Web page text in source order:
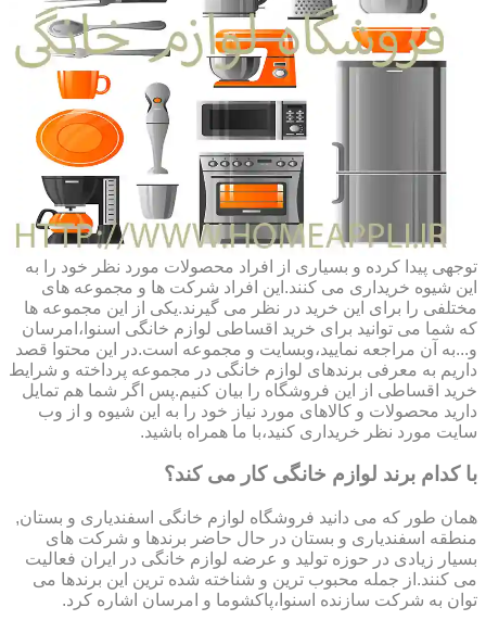
توجهی پیدا کرده و بسیاری از افراد محصولات مورد نظر خود را به
این شیوه خریداری می کنند.این افراد شرکت ها و مجموعه های
مختلفی را برای این خرید در نظر می گیرند.یکی از این مجموعه ها
که شما می توانید برای خرید اقساطی لوازم خانگی اسنوا،امرسان
و...به آن مراجعه نمایید،وبسایت و مجموعه است.در این محتوا قصد
داریم به معرفی برندهای لوازم خانگی در مجموعه پرداخته و شرایط
خرید اقساطی از این فروشگاه را بیان کنیم.پس اگر شما هم تمایل
دارید محصولات و کالاهای مورد نیاز خود را به این شیوه و از وب
سایت مورد نظر خریداری کنید،با ما همراه باشید.
با کدام برند لوازم خانگی کار می کند؟
همان طور که می دانید فروشگاه لوازم خانگی اسفندیاری و بستان,
منطقه اسفندیاری و بستان در حال حاضر برندها و شرکت های
بسیار زیادی در حوزه تولید و عرضه لوازم خانگی در ایران فعالیت
می کنند.از جمله محبوب ترین و شناخته شده ترین این برندها می
توان به شرکت سازنده اسنوا،پاکشوما و امرسان اشاره کرد.